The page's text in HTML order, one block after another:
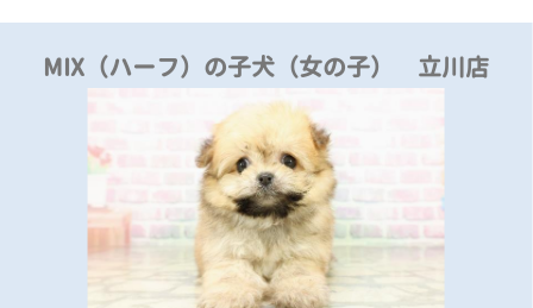
MIX（ハーフ）の子犬（女の子） 立川店